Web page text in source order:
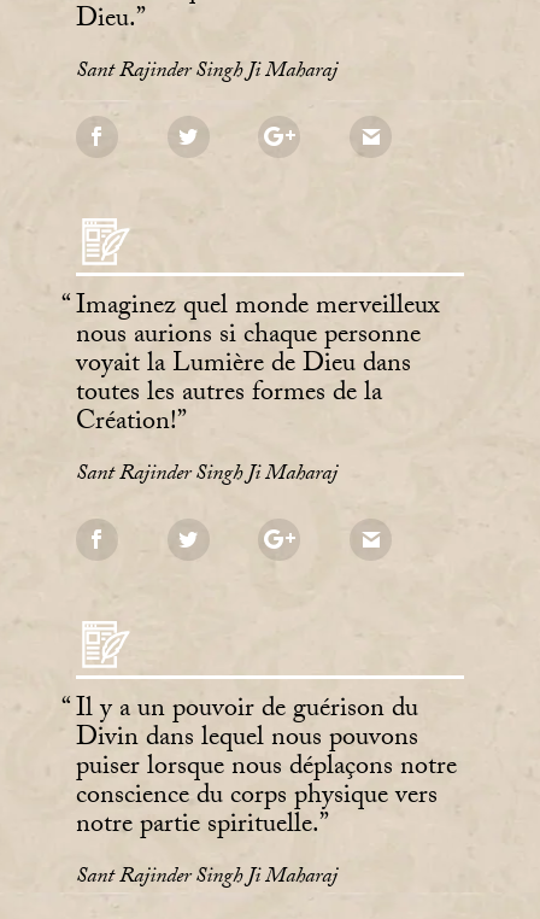
Dieu.
Sant Rajinder Singh Ji Maharaj
Imaginez quel monde merveilleux
nous aurions si chaque personne
voyait la Lumière de Dieu dans
toutes les autres formes de la
Création!
Sant Rajinder Singh Ji Maharaj
Il y a un pouvoir de guérison du
Divin dans lequel nous pouvons
puiser lorsque nous déplaçons notre
conscience du corps physique vers
notre partie spirituelle.
Sant Rajinder Singh Ji Maharaj